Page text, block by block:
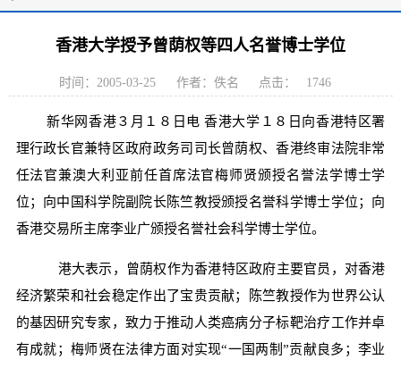
香港大学授予曾荫权等四人名誉博士学位
时间：2005-03-25 作者：佚名 点击： 1746
新华网香港３月１８日电 香港大学１８日向香港特区署
理行政长官兼特区政府政务司司长曾荫权、香港终审法院非常
任法官兼澳大利亚前任首席法官梅师贤颁授名誉法学博士学
位；向中国科学院副院长陈竺教授颁授名誉科学博士学位；向
香港交易所主席李业广颁授名誉社会科学博士学位。
港大表示，曾荫权作为香港特区政府主要官员，对香港
经济繁荣和社会稳定作出了宝贵贡献；陈竺教授作为世界公认
的基因研究专家，致力于推动人类癌病分子标靶治疗工作并卓
有成就；梅师贤在法律方面对实现“一国两制”贡献良多；李业